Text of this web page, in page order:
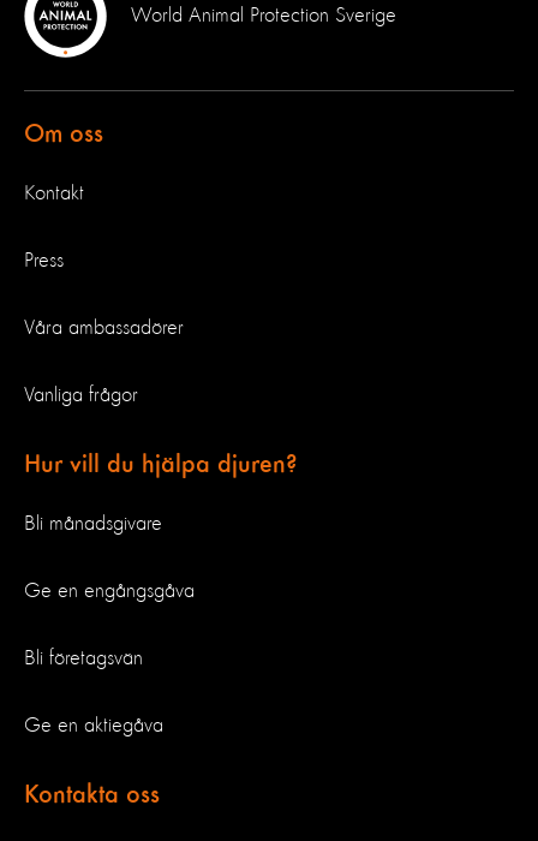
World Animal Protection Sverige
Om oss
Kontakt
Press
Våra ambassadörer
Vanliga frågor
Hur vill du hjälpa djuren?
Bli månadsgivare
Ge en engångsgåva
Bli företagsvän
Ge en aktiegåva
Kontakta oss